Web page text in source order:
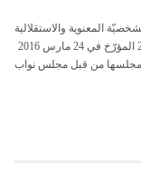
المعنوية والاستقلالية
المالية أحدثت بموجب القانون الأساسي عدد22 لسنة 2016 المؤرّخ في 24 مارس 2016
مجلسها من قبل مجلس نواب